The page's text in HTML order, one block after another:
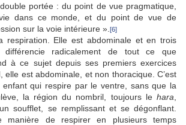
portée : du point de vue pragmatique,
dans ce monde, et du point de vue de
sur la voie intérieure ». [6]
respiration. Elle est abdominale et en trois
radicalement de tout ce que
à ce sujet depuis ses premiers exercices
elle est abdominale, et non thoracique. C’est
qui respire par le ventre, sans que la
la région du nombril, toujours le hara
soufflet, se remplissant et se dégonflant.
manière de respirer en plusieurs temps